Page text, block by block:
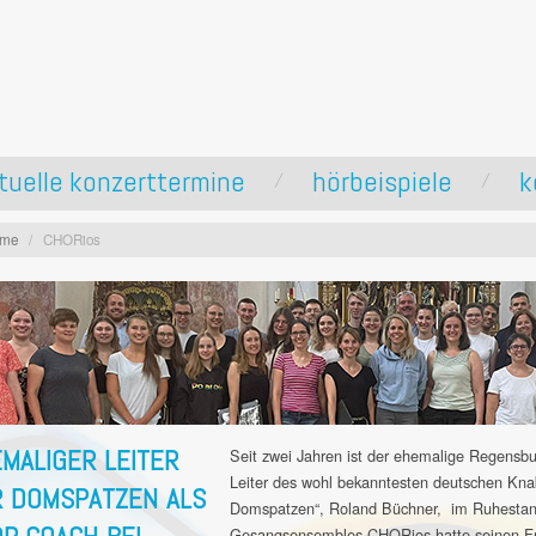
konzerttermine hörbeispiele
/ CHORios
LEITER
DOMSPATZEN ALS
Seit zwei Jahren ist der ehemalige
Leiter des wohl bekanntesten deutschen
Domspatzen“, Roland Büchner, im